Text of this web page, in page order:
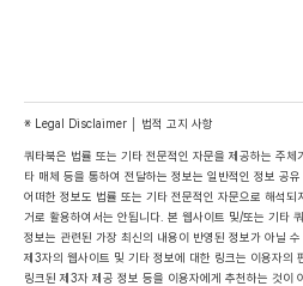
※ Legal Disclaimer │ 법적 고지 사항
쿼타북은 법률 또는 기타 전문적인 자문을 제공하는 주체
타 매체 등을 통하여 전달하는 정보는 일반적인 정보 공
어떠한 정보도 법률 또는 기타 전문적인 자문으로 해석
거로 활용하여서는 안됩니다. 본 웹사이트 및/또는 기타
정보는 관련된 가장 최신의 내용이 반영된 정보가 아닐
제3자의 웹사이트 및 기타 정보에 대한 링크는 이용자의
링크된 제3자 제공 정보 등을 이용자에게 추천하는 것이